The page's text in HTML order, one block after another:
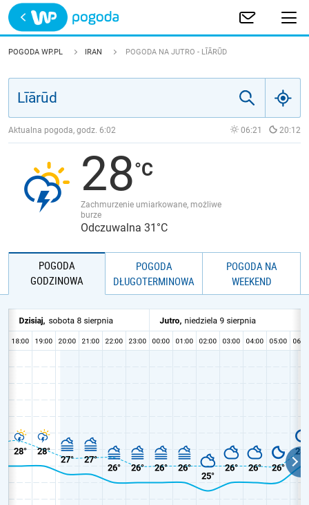
Trwa ładowanie
POLSKA
JAKOŚĆ POWIETRZA
POGODA WP.PL IRAN POGODA NA JUTRO - LĪĀRŪD
Aktualna pogoda, godz. 6:02 06:21 20:12
28
Zachmurzenie umiarkowane, możliwe
burze
Odczuwalna 31°C
POGODA
GODZINOWA
POGODA
DŁUGOTERMINOWA
POGODA NA
WEEKEND